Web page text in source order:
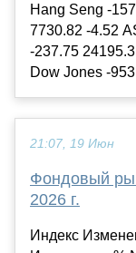
Hang Seng -
7730.82 -4.52
-237.75
Dow Jones -
21:07, 19 Июн
Фондовый
2026 г.
Индекс